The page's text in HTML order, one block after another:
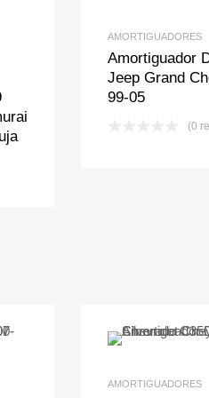
AMORTIGUADORES
AMORTIGUADORES
Amortiguador
Jeep Grand
99-05
(0